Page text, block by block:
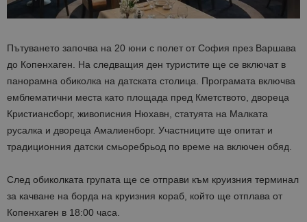
Пътуването започва на 20 юни с полет от София през Варшава
до Копенхаген. На следващия ден туристите ще се включат в
панорамна обиколка на датската столица. Програмата включва
емблематични места като площада пред Кметството, двореца
Кристиансборг, живописния Нюхавн, статуята на Малката
русалка и двореца Амалиенборг. Участниците ще опитат и
традиционния датски смьоребрьод по време на включен обяд.
След обиколката групата ще се отправи към круизния терминал
за качване на борда на круизния кораб, който ще отплава от
Копенхаген в 18:00 часа.